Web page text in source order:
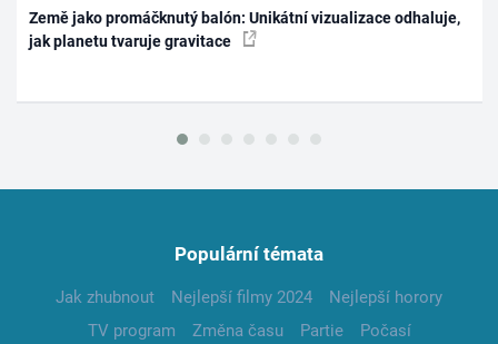
Země jako promáčknutý balón: Unikátní vizualizace odhaluje,
jak planetu tvaruje gravitace
Populární témata
Jak zhubnout Nejlepší filmy 2024
Nejlepší horory
TV program
Změna času Partie
Počasí